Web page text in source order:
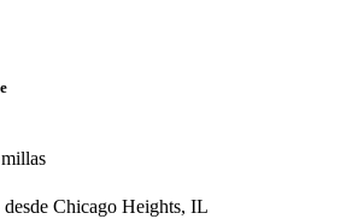
Chicago Heights, IL